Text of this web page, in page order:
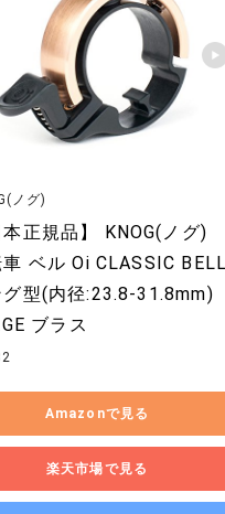
ノグ)
本正規品】 KNOG(ノグ)
車 ベル Oi CLASSIC BELL
グ型(内径:23.8-31.8mm)
ブラス
Amazonで見る
楽天市場で見る